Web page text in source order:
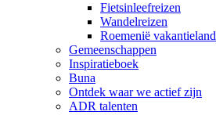
Fietsinleefreizen
Wandelreizen
Roemenië vakantieland
Gemeenschappen
Inspiratieboek
Buna
Ontdek waar we actief zijn
ADR talenten